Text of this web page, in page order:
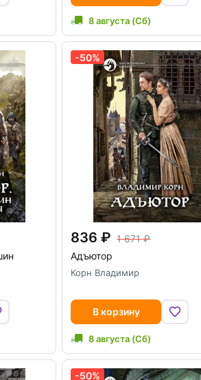
8 августа (Сб)
-50%
836
1 671
Адъютор
Корн Владимир
В корзину
8 августа (Сб)
-50%